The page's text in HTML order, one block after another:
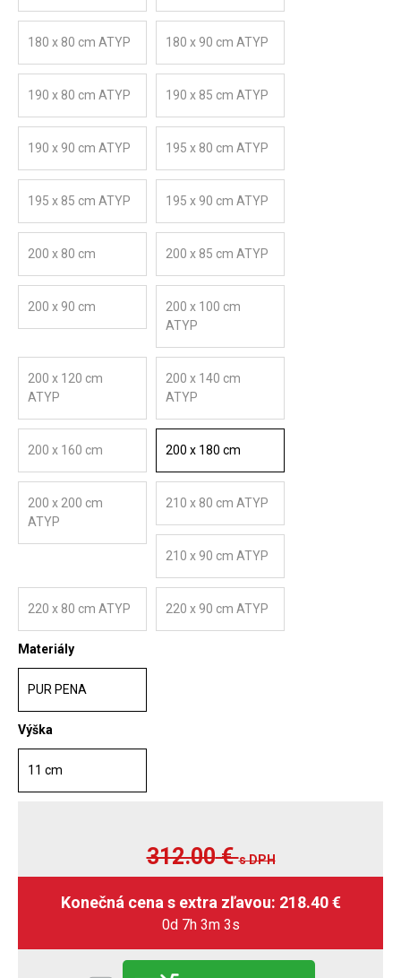
180 x 80 cm ATYP 180 x 90 cm ATYP
190 x 80 cm ATYP 190 x 85 cm ATYP
190 x 90 cm ATYP 195 x 80 cm ATYP
195 x 85 cm ATYP 195 x 90 cm ATYP
200 x 80 cm 200 x 85 cm ATYP
200 x 90 cm
200 x 100 cm
ATYP
200 x 120 cm
ATYP
200 x 140 cm
ATYP
200 x 160 cm 200 x 180 cm
200 x 200 cm
ATYP
210 x 80 cm ATYP
210 x 90 cm ATYP
220 x 80 cm ATYP 220 x 90 cm ATYP
Materiály
PUR PENA
Výška
11 cm
312.00€s DPH
0d 7h 3m 2s